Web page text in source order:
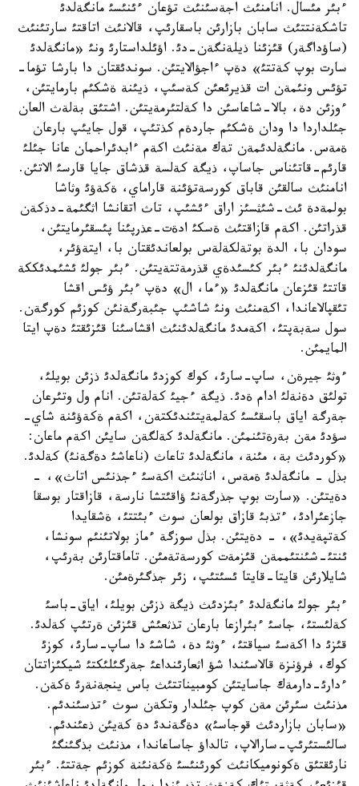
ءبئر مئسال. انامنئث اجةسئنئث تؤعان ءئنئسئ مانگةلدئ
تاشكةنتتئث سابان بازارئن باسقارئپ، قالانئث اتاقتئ سارتئنئث
(ساؤداگةر) قئزئنا ذيلةنگةن-دئ. اؤئلداستارئ ونئ «مانگةلدئ
سارت بوپ كةتتئ» دةپ ءاجؤالايتئن. سوندئقتان دا بارشا تؤما-
تؤئس ونئمةن ات قذيرئعئن كةسئپ، ذيئنة ةشكئم بارمايتئن،
ءوزئن دة، بالا-شاعاسئن دا كةلتئرمةيتئن. اشتئق بةلةث العان
جئلداردا دا ودان ةشكئم جاردةم كذتئپ، قول جايئپ بارعان
ةمةس. مانگةلدئمةن تةك مةنئث اكةم ءابدئراحمان عانا جئلئ
قارئم-قاتئناس جاساپ، ذيگة كةلسة قذشاق جايا قارسئ الاتئن.
انامنئث سالقئن قاباق كورسةتؤئنة قاراماي، ةكةؤئ وثاشا
بولمةدة ئث-شئثسئز اراق ءئشئپ، تاث اتقانشا اثگئمة-دذكةن
قذراتئن. اكةم قازاقتئث ةسكئ ادةت-عذرپئنا پئسقئرمايتئن،
سودان با، الدة بوتةلكةلةس بولعاندئقتان با، ايتةؤئر،
مانگةلدئنئ ءبئر كئسئدةي قذرمةتتةيتئن. ءبئر جولئ ئشئمدئككة
قاتتئ قئزعان مانگةلدئ «ءما، ال» دةپ ءبئر ؤئس اقشا
تئقپالاعاندا، اكةمنئث ونئ شاشئپ جئبةرگةنئن كوزئم كورگةن.
سول سةبةپتئ، اكةمدئ مانگةلدئنئث اقشاسئنا قئزئقتئ دةپ ايتا
المايمئن.
ءوثئ جيرةن، ساپ-سارئ، كوك كوزدئ مانگةلدئ ذزئن بويلئ،
تولئق دةنةلئ ادام ةدئ. ذيگة ءجيئ كةلةتئن. انام ول وتئرعان
جةرگة اياق باسقئسئ كةلمةيتئندئكتةن، اكةم ةكةؤئنة شاي-
سؤدئ مةن بةرةتئنمئن. مانگةلدئ كةلگةن سايئن اكةم ماعان:
«كوردئث بة، مئنة، مانگةلدئ تاعاث (ناعاشئ دةگةنئ) كةلدئ.
بذل - مانگةلدئ ةمةس، اناثنئث اكةسئ ءجذنئس اتاث»، -
دةيتئن. «سارت بوپ جذرگةنئ ؤاقئتشا نارسة، قازاقتار بوسقا
جازعئرادئ، ءتذبئ قازاق بولعان سوث ءبئتتئ، ةشقايدا
كةتپةيدئ»، - دةيتئن. بذل سوزگة ءماز بولاتئنئم سونشا،
ئنتئ-شئنتئممةن قئزمةت كورسةتةمئن. تاماقتارئن بةرئپ،
شايلارئن قايتا-قايتا ئسئتئپ، زئر جذگئرةمئن.
ءبئر جولئ مانگةلدئ ءبئزدئث ذيگة ذزئن بويلئ، اياق-باسئ
كةلئستئ، جاسئ ءبئرازعا بارعان تذثعئش قئزئن ةرتئپ كةلدئ.
قئزئ دا اكةسئ سياقتئ، ءوثئ دة، شاشئ دا ساپ-سارئ، كوزئ
كوك، فرؤنزة قالاسئندا شؤ اثعارئنداعئ جةرگئلئكتئ شيكئزاتتان
ءدارئ-دارمةك جاسايتئن كومبيناتتئث باس ينجةنةرئ ةكةن.
مذنئث سئرئن مةن كوپ جئلدار وتكةن سوث ءتذسئندئم.
«سابان بازاردئث قوجاسئ» دةگةندئ دة كةيئن ذعئندئم.
سالئستئرئپ-سارالاپ، تالداؤ جاساعاندا، مذنئث بذگئنگئ
نارئقتئق ةكونوميكانئث كورئنئسئ ةكةنئنة كوزئم جةتتئ. ءبئر